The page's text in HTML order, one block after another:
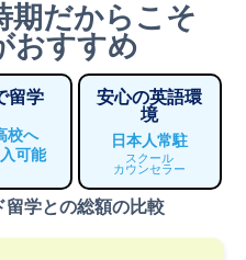
期だからこそ
おすすめ
留学
校へ
可能
安心の英語環
境
日本人常駐
スクール
カウンセラー
学との総額の比較